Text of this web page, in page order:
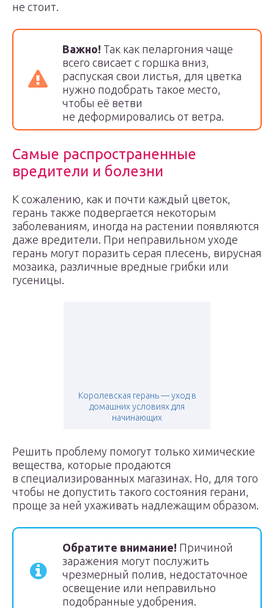
не стоит.
Важно! Так как пеларгония чаще
всего свисает с горшка вниз,
распуская свои листья, для цветка
нужно подобрать такое место,
чтобы её ветви
не деформировались от ветра.
Самые распространенные
вредители и болезни
К сожалению, как и почти каждый цветок,
герань также подвергается некоторым
заболеваниям, иногда на растении появляются
даже вредители. При неправильном уходе
герань могут поразить серая плесень, вирусная
мозаика, различные вредные грибки или
гусеницы.
Королевская герань — уход в
домашних условиях для
начинающих
Решить проблему помогут только химические
вещества, которые продаются
в специализированных магазинах. Но, для того
чтобы не допустить такого состояния герани,
проще за ней ухаживать надлежащим образом.
Обратите внимание! Причиной
заражения могут послужить
чрезмерный полив, недостаточное
освещение или неправильно
подобранные удобрения.